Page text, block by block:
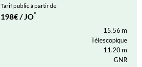
Tarif public à partir de
198€ / JO*
15.56 m
Télescopique
11.20 m
GNR